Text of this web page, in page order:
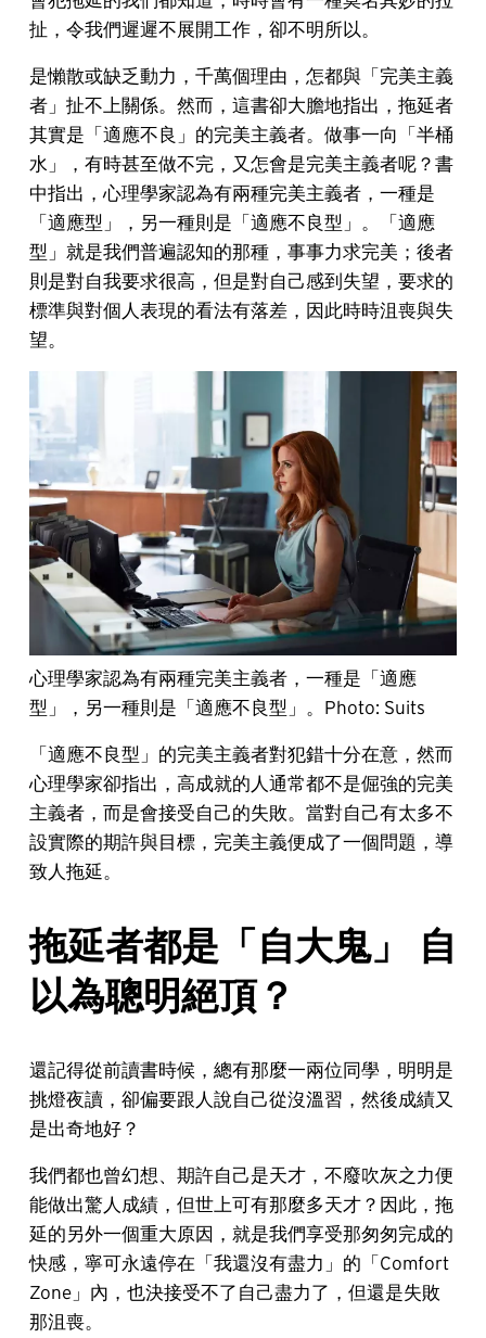
扯，令我們遲遲不展開工作，卻不明所以。
是懶散或缺乏動力，千萬個理由，怎都與「完美主義
者」扯不上關係。然而，這書卻大膽地指出，拖延者
其實是「適應不良」的完美主義者。做事一向「半桶
水」，有時甚至做不完，又怎會是完美主義者呢？書
中指出，心理學家認為有兩種完美主義者，一種是
「適應型」，另一種則是「適應不良型」。「適應
型」就是我們普遍認知的那種，事事力求完美；後者
則是對自我要求很高，但是對自己感到失望，要求的
標準與對個人表現的看法有落差，因此時時沮喪與失
望。
心理學家認為有兩種完美主義者，一種是「適應
型」，另一種則是「適應不良型」。Photo: Suits
「適應不良型」的完美主義者對犯錯十分在意，然而
心理學家卻指出，高成就的人通常都不是倔強的完美
主義者，而是會接受自己的失敗。當對自己有太多不
設實際的期許與目標，完美主義便成了一個問題，導
致人拖延。
拖延者都是「自大鬼」 自
以為聰明絕頂？
還記得從前讀書時候，總有那麼一兩位同學，明明是
挑燈夜讀，卻偏要跟人說自己從沒溫習，然後成績又
是出奇地好？
我們都也曾幻想、期許自己是天才，不廢吹灰之力便
能做出驚人成績，但世上可有那麼多天才？因此，拖
延的另外一個重大原因，就是我們享受那匆匆完成的
快感，寧可永遠停在「我還沒有盡力」的「Comfort
Zone」內，也決接受不了自己盡力了，但還是失敗
那沮喪。